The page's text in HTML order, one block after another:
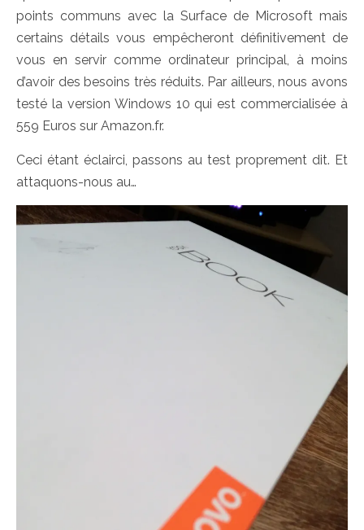
points communs avec la Surface de Microsoft mais
certains détails vous empêcheront définitivement de
vous en servir comme ordinateur principal, à moins
d’avoir des besoins très réduits. Par ailleurs, nous avons
testé la version Windows 10 qui est commercialisée à
559 Euros sur Amazon.fr.
Ceci étant éclairci, passons au test proprement dit. Et
attaquons-nous au…